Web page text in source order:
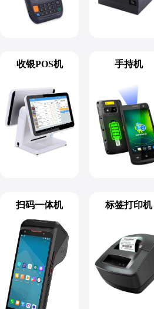
收银POS机 手持机
扫码一体机 标签打印机